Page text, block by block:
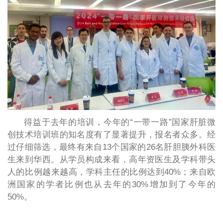
得益于去年的培训，今年的“一带一路”国家肝脏微
创技术培训班的知名度有了显著提升，报名者众多。经
过仔细筛选，最终有来自13个国家的26名肝胆胰外科医
生来到华西。从学员构成来看，高年资医生及学科带头
人的比例越来越高，学科主任的比例达到40%；来自欧
洲国家的学者比例也从去年的30%增加到了今年的
50%。